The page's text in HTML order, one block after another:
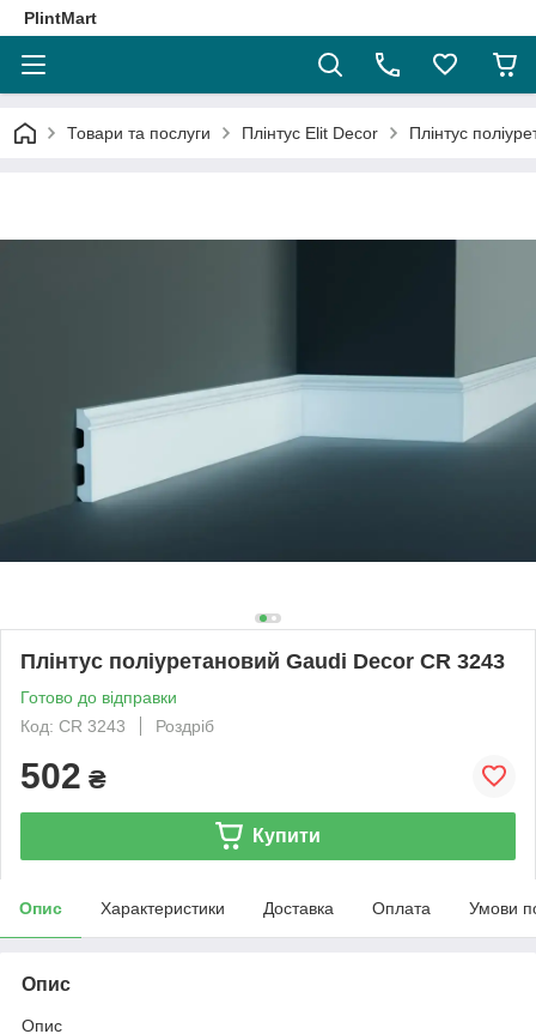
PlintMart
Товари та послуги Плінтус Elit Decor Плінтус
Плінтус поліуретановий Gaudi Decor CR 3243
Готово до відправки
Код: CR 3243
Роздріб
502 ₴
Купити
Опис Характеристики Доставка Оплата Умови
Опис
Опис